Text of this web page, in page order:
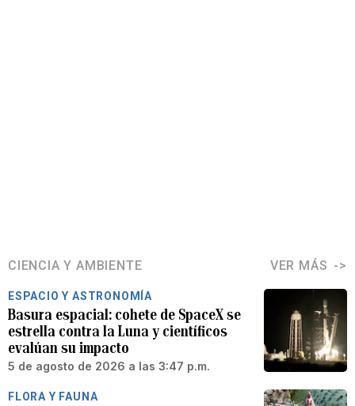
CIENCIA Y AMBIENTE VER MÁS
ESPACIO Y ASTRONOMÍA
Basura espacial: cohete de SpaceX se
estrella contra la Luna y científicos
evalúan su impacto
5 de agosto de 2026 a las 3:47 p.m.
FLORA Y FAUNA